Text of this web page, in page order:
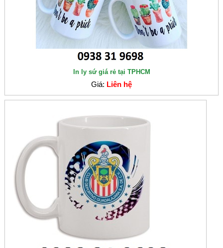
In ly sứ giá rẻ tại TPHCM
Giá: Liên hệ